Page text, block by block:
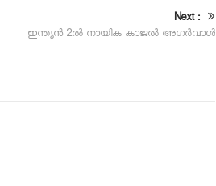
Next :
ഇന്ത്യന്‍ 2ല്‍ നായിക കാജല്‍ അഗര്‍വാള്‍